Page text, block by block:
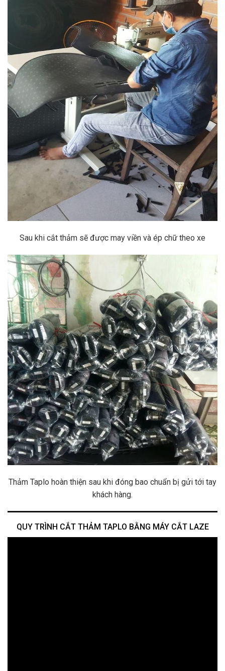
Sau khi cắt thảm sẽ được may viền và ép chữ theo xe
Thảm Taplo hoàn thiện sau khi đóng bao chuẩn bị gửi tới tay
khách hàng.
QUY TRÌNH CẮT THẢM TAPLO BẰNG MÁY CẮT LAZE